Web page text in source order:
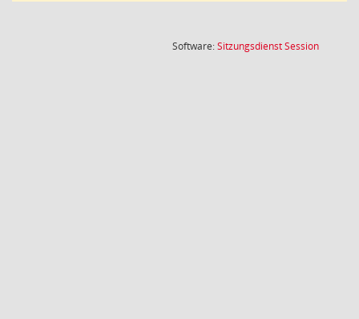
Software:SitzungsdienstSession(Wird in